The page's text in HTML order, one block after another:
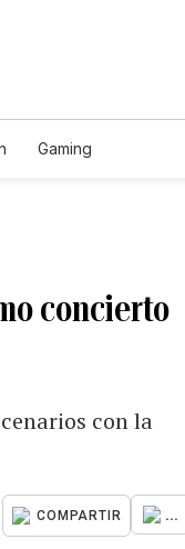
Gaming
concierto
con la
COMPARTIR ...